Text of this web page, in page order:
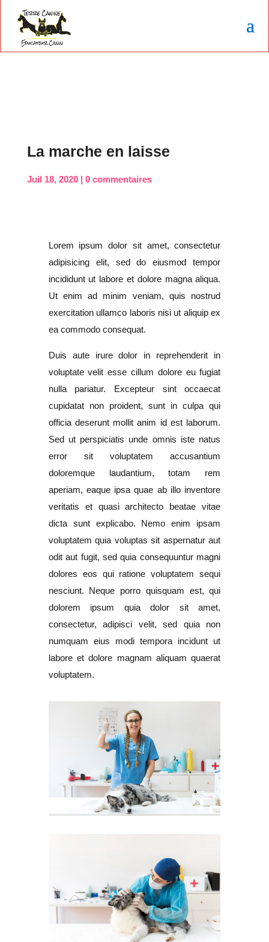
La marche en laisse
Juil 18, 2020 0 commentaires
Lorem ipsum dolor sit amet, consectetur
adipisicing elit, sed do eiusmod tempor
incididunt ut labore et dolore magna aliqua.
Ut enim ad minim veniam, quis nostrud
exercitation ullamco laboris nisi ut aliquip ex
ea commodo consequat.
Duis aute irure dolor in reprehenderit in
voluptate velit esse cillum dolore eu fugiat
nulla pariatur. Excepteur sint occaecat
cupidatat non proident, sunt in culpa qui
officia deserunt mollit anim id est laborum.
Sed ut perspiciatis unde omnis iste natus
error sit voluptatem accusantium
doloremque laudantium, totam rem
aperiam, eaque ipsa quae ab illo inventore
veritatis et quasi architecto beatae vitae
dicta sunt explicabo. Nemo enim ipsam
voluptatem quia voluptas sit aspernatur aut
odit aut fugit, sed quia consequuntur magni
dolores eos qui ratione voluptatem sequi
nesciunt. Neque porro quisquam est, qui
dolorem ipsum quia dolor sit amet,
consectetur, adipisci velit, sed quia non
numquam eius modi tempora incidunt ut
labore et dolore magnam aliquam quaerat
voluptatem.